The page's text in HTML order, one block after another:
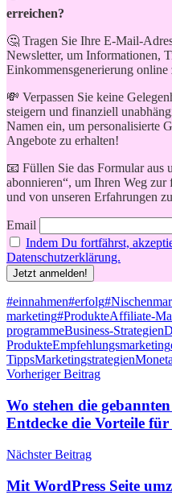
erreichen?
🤔 Tragen Sie Ihre E-Mail-
Newsletter, um Informationen,
Einkommensgenerierung online
💸 Verpassen Sie keine
steigern und finanziell
Namen ein, um personalisierte
Angebote zu erhalten!
📧 Füllen Sie das Formular aus
abonnieren“, um Ihren Weg
und von unseren Erfahrungen
Email
Indem Du fortfährst,
Datenschutzerklärung.
Schlagwörter
#einnahmen#erfolg
marketing#ProdukteAffiliate-
programmeBusiness-Strategien
ProdukteEmpfehlungsmarketing
TippsMarketingstrategien
Beitragsnavigation
Vorheriger Beitrag
Wo stehen die
Entdecke die Vorteile
Nächster Beitrag
Mit WordPress Seite